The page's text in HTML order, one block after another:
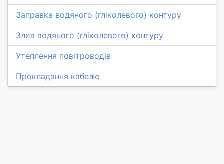
Заправка водяного (гліколевого) контуру
Злив водяного (гліколевого) контуру
Утеплення повітроводів
Прокладання кабелю